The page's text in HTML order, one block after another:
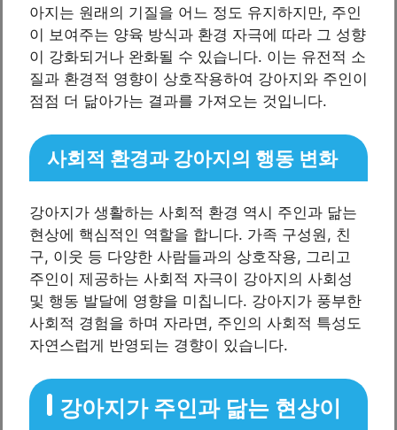
아지는 원래의 기질을 어느 정도 유지하지만, 주인
이 보여주는 양육 방식과 환경 자극에 따라 그 성향
이 강화되거나 완화될 수 있습니다. 이는 유전적 소
질과 환경적 영향이 상호작용하여 강아지와 주인이
점점 더 닮아가는 결과를 가져오는 것입니다.
사회적 환경과 강아지의 행동 변화
강아지가 생활하는 사회적 환경 역시 주인과 닮는
현상에 핵심적인 역할을 합니다. 가족 구성원, 친
구, 이웃 등 다양한 사람들과의 상호작용, 그리고
주인이 제공하는 사회적 자극이 강아지의 사회성
및 행동 발달에 영향을 미칩니다. 강아지가 풍부한
사회적 경험을 하며 자라면, 주인의 사회적 특성도
자연스럽게 반영되는 경향이 있습니다.
강아지가 주인과 닮는 현상이